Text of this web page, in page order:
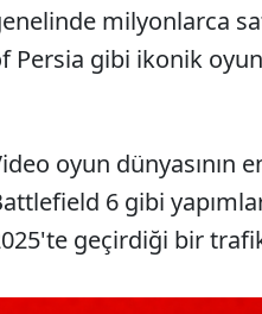
milyonlarca
Persia gibi ikonik
oyun dünyasının
6 gibi
geçirdiği bir